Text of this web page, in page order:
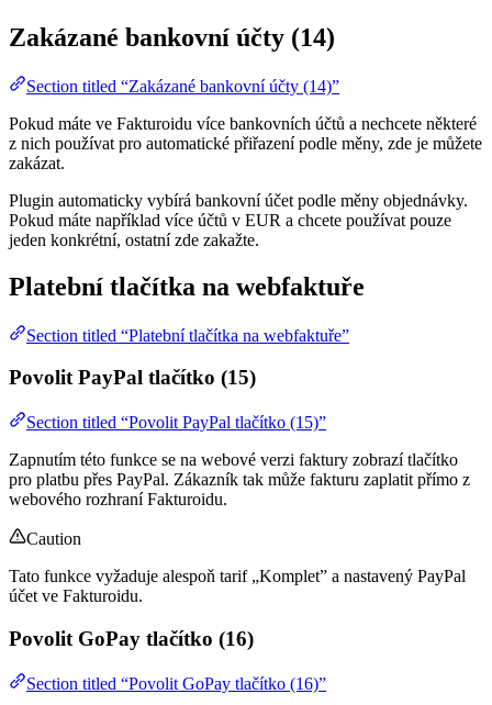
Zakázané bankovní účty (14)
Section titled “Zakázané bankovní účty (14)”
Pokud máte ve Fakturoidu více bankovních účtů a nechcete některé
z nich používat pro automatické přiřazení podle měny, zde je můžete
zakázat.
Plugin automaticky vybírá bankovní účet podle měny objednávky.
Pokud máte například více účtů v EUR a chcete používat pouze
jeden konkrétní, ostatní zde zakažte.
Platební tlačítka na webfaktuře
Section titled “Platební tlačítka na webfaktuře”
Povolit PayPal tlačítko (15)
Section titled “Povolit PayPal tlačítko (15)”
Zapnutím této funkce se na webové verzi faktury zobrazí tlačítko
pro platbu přes PayPal. Zákazník tak může fakturu zaplatit přímo z
webového rozhraní Fakturoidu.
Caution
Tato funkce vyžaduje alespoň tarif „Komplet” a nastavený PayPal
účet ve Fakturoidu.
Povolit GoPay tlačítko (16)
Section titled “Povolit GoPay tlačítko (16)”